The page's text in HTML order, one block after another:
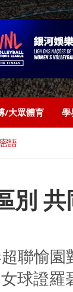
/大眾體育 學
語
別
聯愉
球證